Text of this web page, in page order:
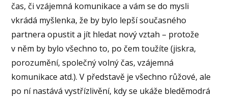
čas, či vzájemná komunikace a vám se do mysli
vkrádá myšlenka, že by bylo lepší současného
partnera opustit a jít hledat nový vztah – protože
v něm by bylo všechno to, po čem toužíte (jiskra,
porozumění, společný volný čas, vzájemná
komunikace atd.). V představě je všechno růžové, ale
po ní nastává vystřízlivění, kdy se ukáže bleděmodrá